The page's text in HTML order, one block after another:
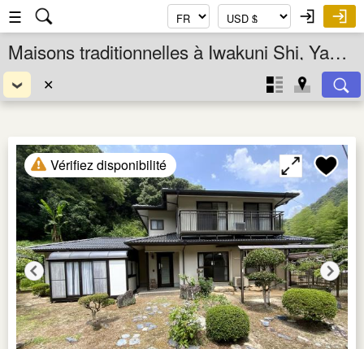
☰
Maisons traditionnelles à Iwakuni Shi, Yamaguchi Ken, Chugoku, Japon
✕
Vérifiez disponibilité